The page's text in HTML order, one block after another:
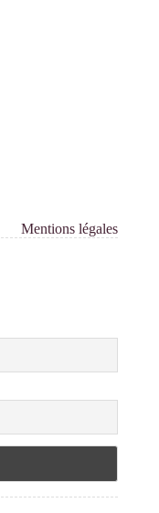
Mentions légales